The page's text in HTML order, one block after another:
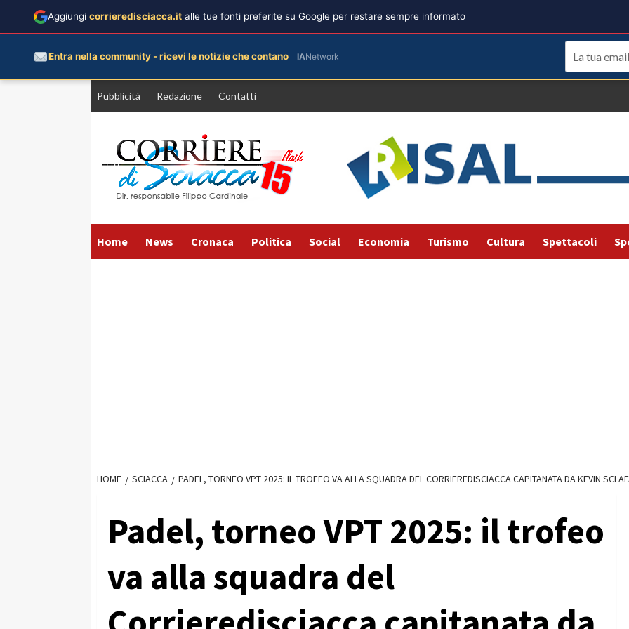
Pubblicità Redazione Contatti
Home News Cronaca Politica Social Economia Turismo Cultura Spettacoli
HOME SCIACCA PADEL, TORNEO VPT 2025: IL TROFEO VA ALLA SQUADRA DEL CORRIEREDISCIACCA CAPITANATA DA KEVIN
Padel, torneo VPT 2025: il trofeo
va alla squadra del
Aggiungi corrieredisciacca.it alle tue fonti preferite su Google per restare sempre informato
Entra nella community - ricevi le notizie che contano IANetwork